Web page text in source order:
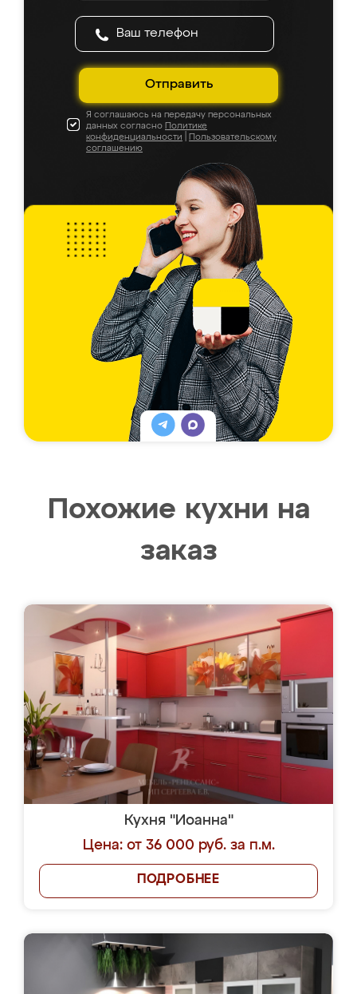
Отправить
Я соглашаюсь на передачу персональных
данных согласно Политике
конфиденциальности
Пользовательскому
соглашению
Похожие кухни на
заказ
Кухня "Иоанна"
Цена: от 36 000 руб. за п.м.
ПОДРОБНЕЕ